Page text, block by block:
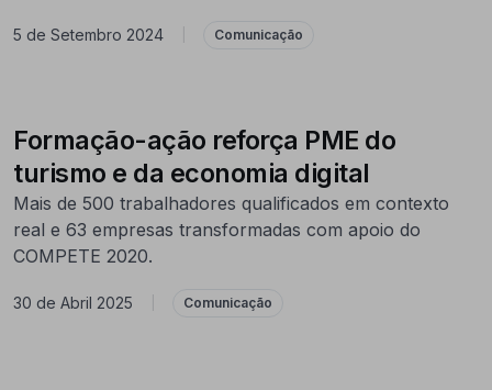
5 de Setembro 2024 Comunicação
Formação-ação reforça PME do
turismo e da economia digital
Mais de 500 trabalhadores qualificados em contexto
real e 63 empresas transformadas com apoio do
COMPETE 2020.
30 de Abril 2025 Comunicação